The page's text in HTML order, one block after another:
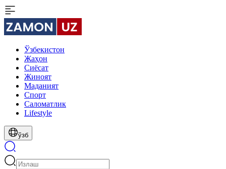
Ўзбекистон
Жаҳон
Сиёсат
Жиноят
Маданият
Спорт
Cаломатлик
Lifestyle
ўзб